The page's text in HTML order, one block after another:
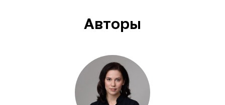
Авторы